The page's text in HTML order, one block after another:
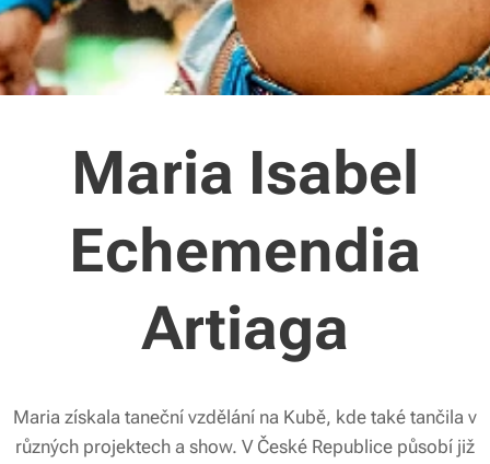
Maria Isabel
Echemendia
Artiaga
Maria získala taneční vzdělání na Kubě, kde také tančila v
různých projektech a show. V České Republice působí již